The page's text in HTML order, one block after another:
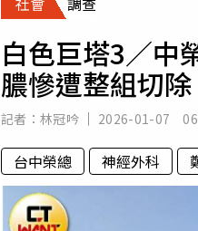
白色巨塔3／
膿慘遭整組切除
記者： 林冠吟 2026-01-07
台中榮總 神經外科